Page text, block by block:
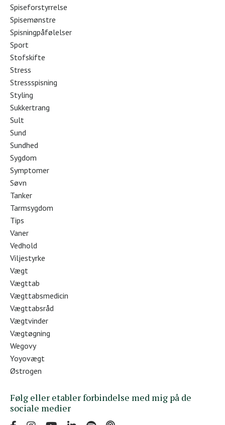
Spiseforstyrrelse
Spisemønstre
Spisningpåfølelser
Sport
Stofskifte
Stress
Stressspisning
Styling
Sukkertrang
Sult
Sund
Sundhed
Sygdom
Symptomer
Søvn
Tanker
Tarmsygdom
Tips
Vaner
Vedhold
Viljestyrke
Vægt
Vægttab
Vægttabsmedicin
Vægttabsråd
Vægtvinder
Vægtøgning
Wegovy
Yoyovægt
Østrogen
Følg eller etabler forbindelse med mig på de
sociale medier